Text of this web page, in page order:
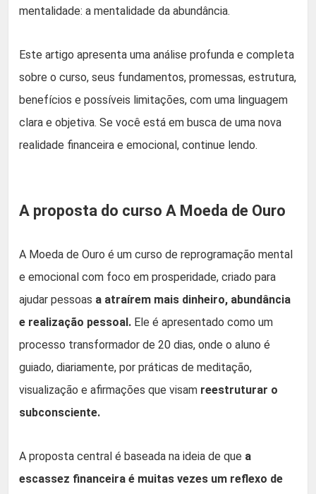
mentalidade: a mentalidade da abundância.
Este artigo apresenta uma análise profunda e completa
sobre o curso, seus fundamentos, promessas, estrutura,
benefícios e possíveis limitações, com uma linguagem
clara e objetiva. Se você está em busca de uma nova
realidade financeira e emocional, continue lendo.
A proposta do curso A Moeda de Ouro
A Moeda de Ouro é um curso de reprogramação mental
e emocional com foco em prosperidade, criado para
ajudar pessoas a atraírem mais dinheiro, abundância
e realização pessoal. Ele é apresentado como um
processo transformador de 20 dias, onde o aluno é
guiado, diariamente, por práticas de meditação,
visualização e afirmações que visam reestruturar o
subconsciente.
A proposta central é baseada na ideia de que a
escassez financeira é muitas vezes um reflexo de